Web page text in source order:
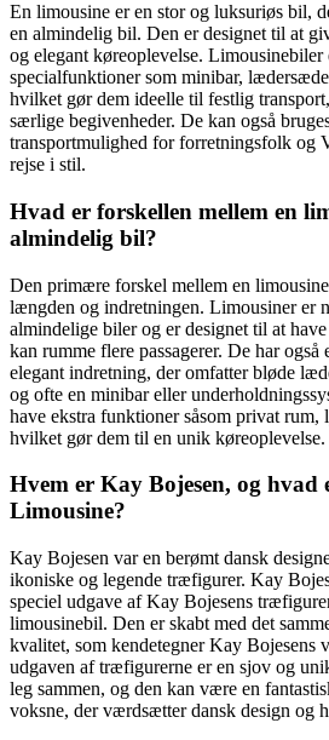
En limousine er en stor og luksuriøs bil,
en almindelig bil. Den er designet til at
og elegant køreoplevelse. Limousinebiler
specialfunktioner som minibar,
hvilket gør dem ideelle til festlig
særlige begivenheder. De kan også
transportmulighed for forretningsfolk og
rejse i stil.
Hvad er forskellen mellem en
almindelig bil?
Den primære forskel mellem en
længden og indretningen. Limousiner er
almindelige biler og er designet til at
kan rumme flere passagerer. De har også
elegant indretning, der omfatter bløde
og ofte en minibar eller
have ekstra funktioner såsom privat rum,
hvilket gør dem til en unik køreoplevelse.
Hvem er Kay Bojesen, og hvad
Limousine?
Kay Bojesen var en berømt dansk
ikoniske og legende træfigurer. Kay
speciel udgave af Kay Bojesens
limousinebil. Den er skabt med det
kvalitet, som kendetegner Kay Bojesens
udgaven af ​​træfigurerne er en sjov og
leg sammen, og den kan være en
voksne, der værdsætter dansk design og